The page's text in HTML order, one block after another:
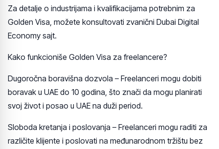
Za detalje o industrijama i kvalifikacijama potrebnim za
Golden Visa, možete konsultovati zvanični Dubai Digital
Economy sajt.
Kako funkcioniše Golden Visa za freelancere?
Dugoročna boravišna dozvola – Freelanceri mogu dobiti
boravak u UAE do 10 godina, što znači da mogu planirati
svoj život i posao u UAE na duži period.
Sloboda kretanja i poslovanja – Freelanceri mogu raditi za
različite klijente i poslovati na međunarodnom tržištu bez